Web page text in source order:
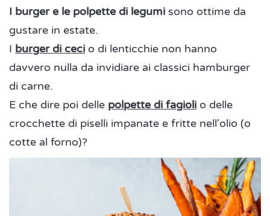
I burger e le polpette di legumi sono ottime da
gustare in estate.
I burger di ceci o di lenticchie non hanno
davvero nulla da invidiare ai classici hamburger
di carne.
E che dire poi delle polpette di fagioli o delle
crocchette di piselli impanate e fritte nell'olio (o
cotte al forno)?